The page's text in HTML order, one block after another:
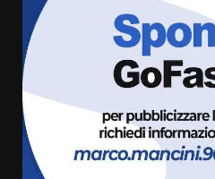
“I
Banda”
7 Agosto
US Fasano,
amarezza
campionato